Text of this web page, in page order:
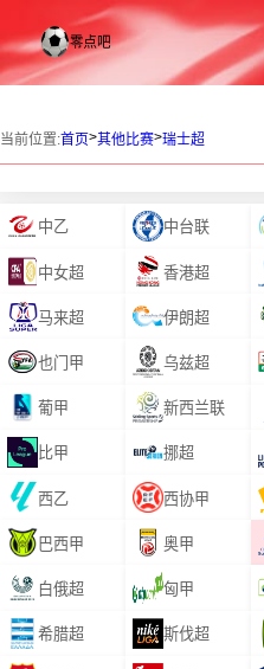
当前位置:首页>其他比赛>瑞士超
中乙 中台联
中女超 香港超
马来超 伊朗超
也门甲 乌兹超
葡甲 新西兰联
比甲 挪超
西乙 西协甲
巴西甲 奥甲
白俄超 匈甲
希腊超 斯伐超